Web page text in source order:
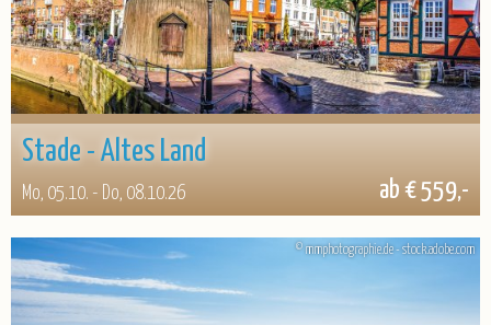
Stade - Altes Land
Mo, 05.10. - Do, 08.10.26 ab € 559,-
© mmphotographie.de - stock.adobe.com